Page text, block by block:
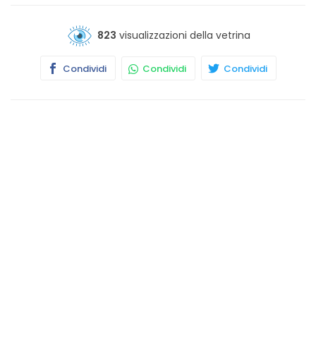
823 visualizzazioni della vetrina
Condividi Condividi Condividi